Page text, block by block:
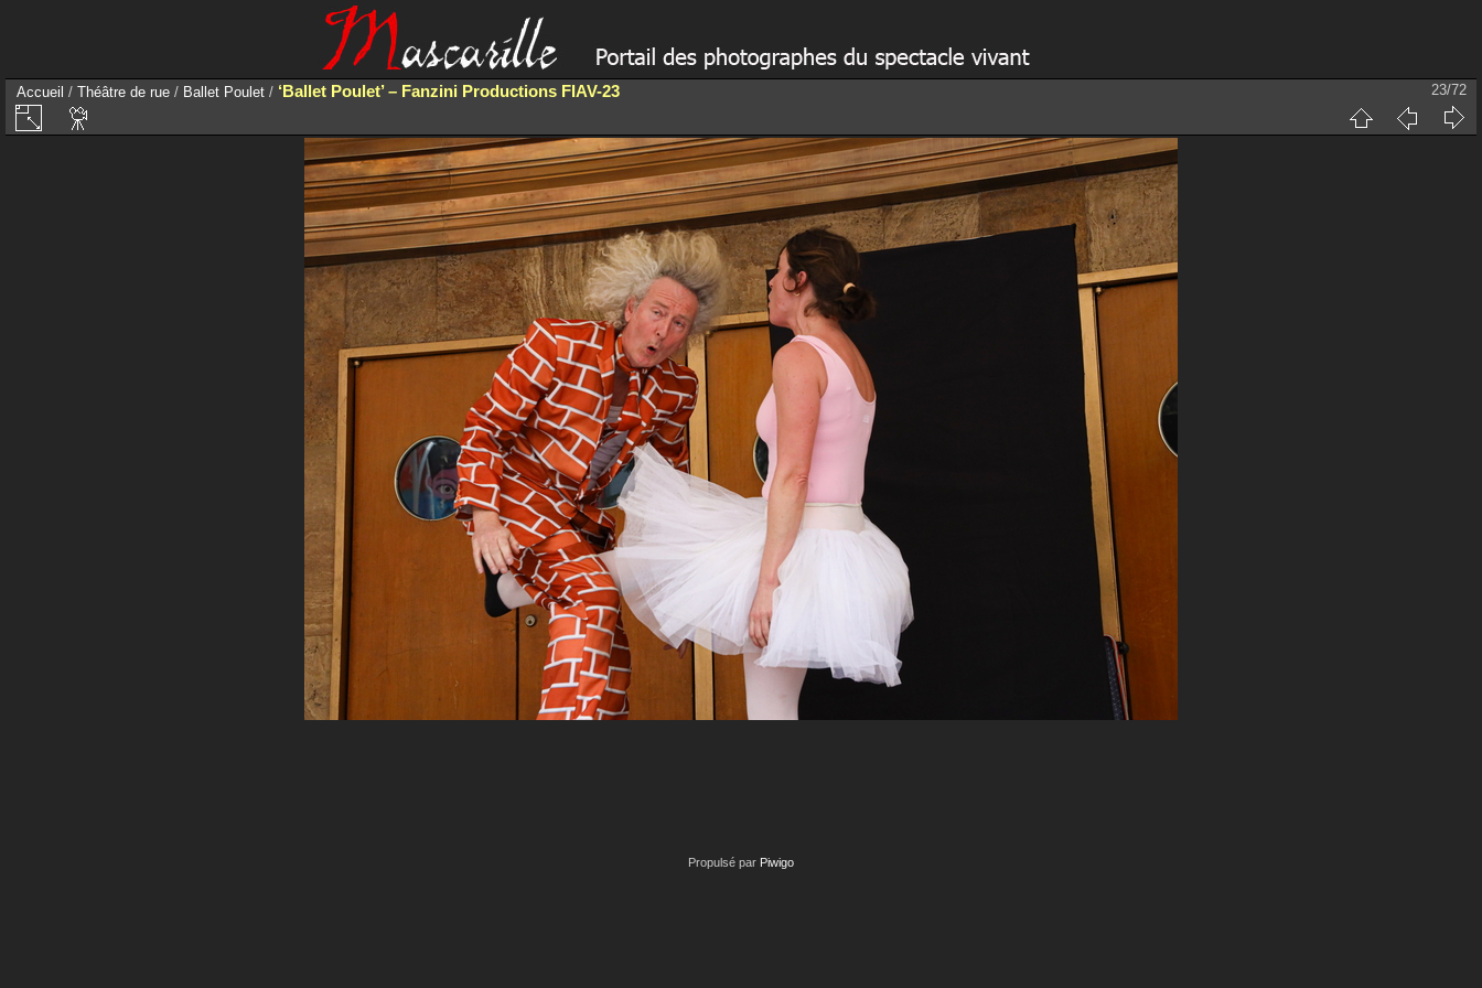
Accueil / Théâtre de rue / Ballet Poulet / ‘Ballet Poulet’ – Fanzini Productions FIAV-23 23/72
Propulsé par Piwigo